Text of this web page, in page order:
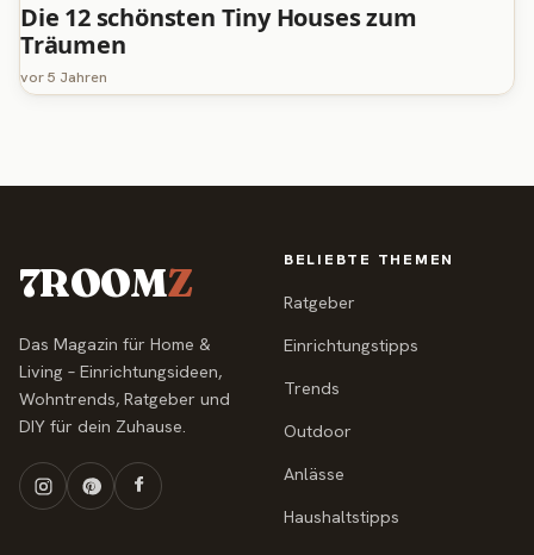
Die 12 schönsten Tiny Houses zum
Träumen
vor 5 Jahren
7ROOMZ
Das Magazin für Home &
Living – Einrichtungsideen,
Wohntrends, Ratgeber und
DIY für dein Zuhause.
BELIEBTE THEMEN
Ratgeber
Einrichtungstipps
Trends
Outdoor
Anlässe
Haushaltstipps